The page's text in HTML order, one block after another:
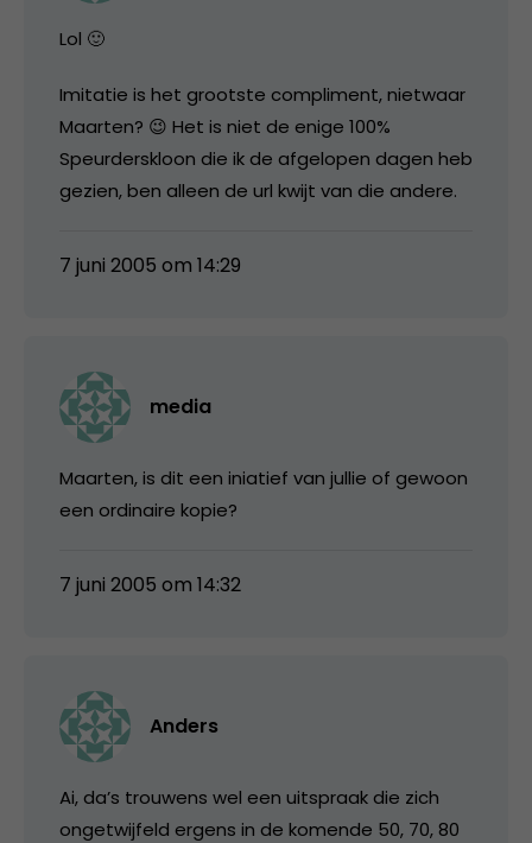
Lol 🙂
Imitatie is het grootste compliment, nietwaar
Maarten? 😉 Het is niet de enige 100%
Speurderskloon die ik de afgelopen dagen heb
gezien, ben alleen de url kwijt van die andere.
7 juni 2005 om 14:29
media
Maarten, is dit een iniatief van jullie of gewoon
een ordinaire kopie?
7 juni 2005 om 14:32
Anders
Ai, da’s trouwens wel een uitspraak die zich
ongetwijfeld ergens in de komende 50, 70, 80